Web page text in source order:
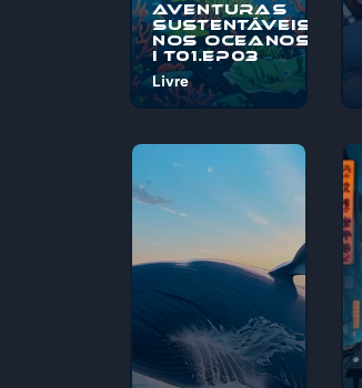
Aventuras
Sustentáveis
nos Oceanos
I T01.EP03
Livre
Bem-vindo à
Sustentáveis nos
Oceanos", uma
pelos mistérios e
maravi...